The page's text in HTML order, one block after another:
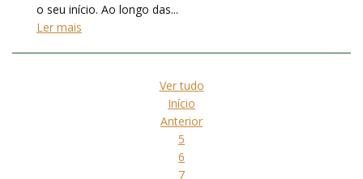
o seu início. Ao longo das...
Ler mais
Ver tudo
Início
Anterior
5
6
7